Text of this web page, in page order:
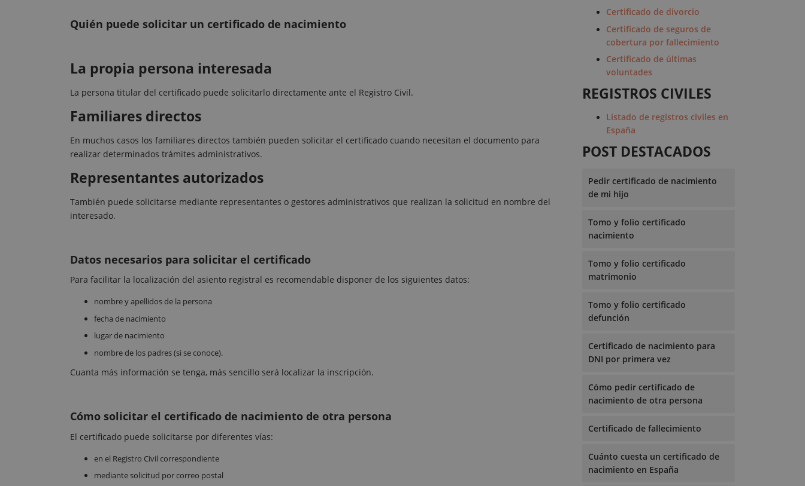
Quién puede solicitar un certificado de nacimiento
La propia persona interesada
La persona titular del certificado puede solicitarlo directamente ante el Registro Civil.
Familiares directos
En muchos casos los familiares directos también pueden solicitar el certificado cuando necesitan el documento para
realizar determinados trámites administrativos.
Representantes autorizados
También puede solicitarse mediante representantes o gestores administrativos que realizan la solicitud en nombre del
interesado.
Datos necesarios para solicitar el certificado
Para facilitar la localización del asiento registral es recomendable disponer de los siguientes datos:
nombre y apellidos de la persona
fecha de nacimiento
lugar de nacimiento
nombre de los padres (si se conoce).
Cuanta más información se tenga, más sencillo será localizar la inscripción.
Cómo solicitar el certificado de nacimiento de otra persona
El certificado puede solicitarse por diferentes vías:
en el Registro Civil correspondiente
mediante solicitud por correo postal
Certificado de divorcio
Certificado de seguros de
cobertura por fallecimiento
Certificado de últimas
voluntades
REGISTROS CIVILES
Listado de registros civiles en
España
POST DESTACADOS
Pedir certificado de nacimiento
de mi hijo
Tomo y folio certificado
nacimiento
Tomo y folio certificado
matrimonio
Tomo y folio certificado
defunción
Certificado de nacimiento para
DNI por primera vez
Cómo pedir certificado de
nacimiento de otra persona
Certificado de fallecimiento
Cuánto cuesta un certificado de
nacimiento en España